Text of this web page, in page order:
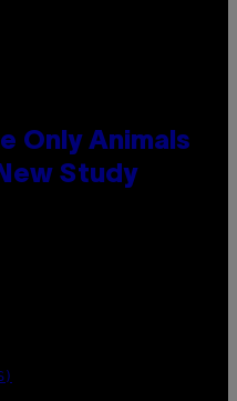
Only Animals
Study